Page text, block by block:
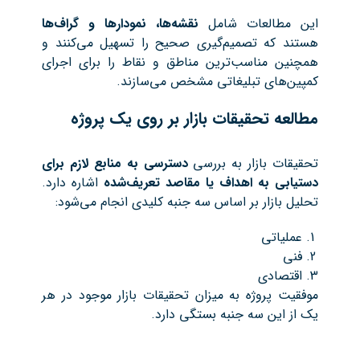
این مطالعات شامل نقشه‌ها، نمودارها و گراف‌ها
هستند که تصمیم‌گیری صحیح را تسهیل می‌کنند و
همچنین مناسب‌ترین مناطق و نقاط را برای اجرای
کمپین‌های تبلیغاتی مشخص می‌سازند.
مطالعه تحقیقات بازار بر روی یک پروژه
تحقیقات بازار به بررسیدسترسی به منابع لازم برای
دستیابی به اهداف یا مقاصد تعریف‌شده اشاره دارد.
تحلیل بازار بر اساس سه جنبه کلیدی انجام می‌شود:
عملیاتی
فنی
اقتصادی
موفقیت پروژه به میزان تحقیقات بازار موجود در هر
یک از این سه جنبه بستگی دارد.